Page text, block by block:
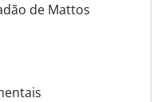
de Mattos